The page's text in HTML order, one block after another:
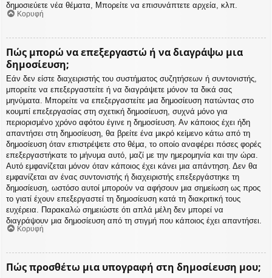
δημοσιεύετε νέα θέματα, Μπορείτε να επισυνάπτετε αρχεία, κλπ.
Κορυφή
Πώς μπορώ να επεξεργαστώ ή να διαγράψω μια
δημοσίευση;
Εάν δεν είστε διαχειριστής του συστήματος συζητήσεων ή συντονιστής,
μπορείτε να επεξεργαστείτε ή να διαγράψετε μόνον τα δικά σας
μηνύματα. Μπορείτε να επεξεργαστείτε μια δημοσίευση πατώντας στο
κουμπί επεξεργασίας στη σχετική δημοσίευση, συχνά μόνο για
περιορισμένο χρόνο αφότου έγινε η δημοσίευση. Αν κάποιος έχει ήδη
απαντήσει στη δημοσίευση, θα βρείτε ένα μικρό κείμενο κάτω από τη
δημοσίευση όταν επιστρέψετε στο θέμα, το οποίο αναφέρει πόσες φορές
επεξεργαστήκατε το μήνυμα αυτό, μαζί με την ημερομηνία και την ώρα.
Αυτό εμφανίζεται μόνον όταν κάποιος έχει κάνει μια απάντηση. Δεν θα
εμφανίζεται αν ένας συντονιστής ή διαχειριστής επεξεργάστηκε τη
δημοσίευση, ωστόσο αυτοί μπορούν να αφήσουν μια σημείωση ως προς
το γιατί έχουν επεξεργαστεί τη δημοσίευση κατά τη διακριτική τους
ευχέρεια. Παρακαλώ σημειώστε ότι απλά μέλη δεν μπορεί να
διαγράψουν μια δημοσίευση από τη στιγμή που κάποιος έχει απαντήσει.
Κορυφή
Πώς προσθέτω μια υπογραφή στη δημοσίευση μου;